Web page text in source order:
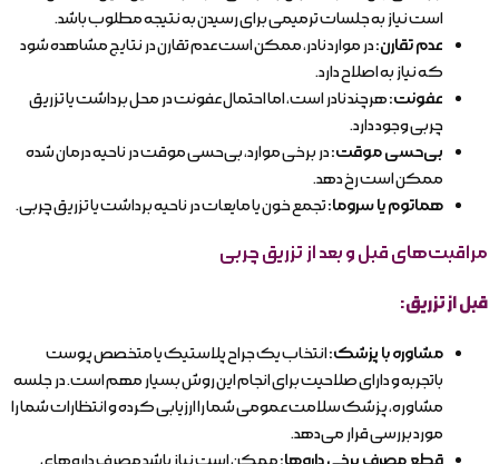
است نیاز به جلسات ترمیمی برای رسیدن به نتیجه مطلوب باشد.
عدم تقارن:در موارد نادر، ممکن است عدم تقارن در نتایج مشاهده شود
که نیاز به اصلاح دارد.
عفونت:هرچند نادر است، اما احتمال عفونت در محل برداشت یا تزریق
چربی وجود دارد.
بی‌حسی موقت:در برخی موارد، بی‌حسی موقت در ناحیه درمان شده
ممکن است رخ دهد.
هماتوم یا سروما:تجمع خون یا مایعات در ناحیه برداشت یا تزریق چربی.
مراقبت‌های قبل و بعد از تزریق چربی
قبل از تزریق:
مشاوره با پزشک:انتخاب یک جراح پلاستیک یا متخصص پوست
باتجربه و دارای صلاحیت برای انجام این روش بسیار مهم است. در جلسه
مشاوره، پزشک سلامت عمومی شما را ارزیابی کرده و انتظارات شما را
مورد بررسی قرار می‌دهد.